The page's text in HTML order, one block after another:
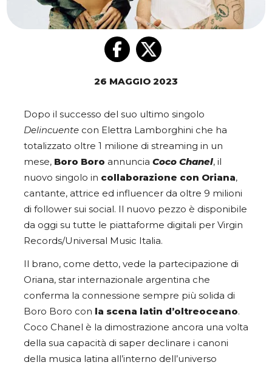
26 MAGGIO 2023
Dopo il successo del suo ultimo singolo
Delincuente con Elettra Lamborghini che ha
totalizzato oltre 1 milione di streaming in un
mese, Boro Boro annuncia Coco Chanel, il
nuovo singolo in collaborazione con Oriana,
cantante, attrice ed influencer da oltre 9 milioni
di follower sui social. Il nuovo pezzo è disponibile
da oggi su tutte le piattaforme digitali per Virgin
Records/Universal Music Italia.
Il brano, come detto, vede la partecipazione di
Oriana, star internazionale argentina che
conferma la connessione sempre più solida di
Boro Boro con la scena latin d’oltreoceano.
Coco Chanel è la dimostrazione ancora una volta
della sua capacità di saper declinare i canoni
della musica latina all’interno dell’universo